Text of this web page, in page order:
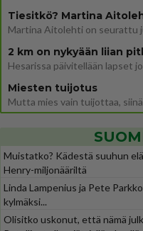
2 km on nykyään liian
Miesten tuijotus
Muistatko? Kädestä suuhun
Henry-miljonääriltä
Linda Lampenius ja Pete
kylmäksi...
Olisitko uskonut, että nämä